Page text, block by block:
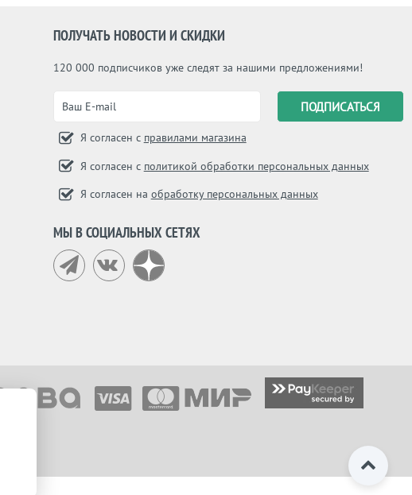
ПОЛУЧАТЬ НОВОСТИ И СКИДКИ
120 000 подписчиков уже следят за нашими предложениями!
Я согласен с правилами магазина
Я согласен с политикой обработки персональных данных
Я согласен на обработку персональных данных
МЫ В СОЦИАЛЬНЫХ СЕТЯХ